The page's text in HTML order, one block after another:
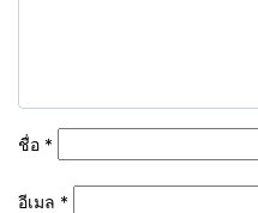
ชื่อ *
อีเมล *